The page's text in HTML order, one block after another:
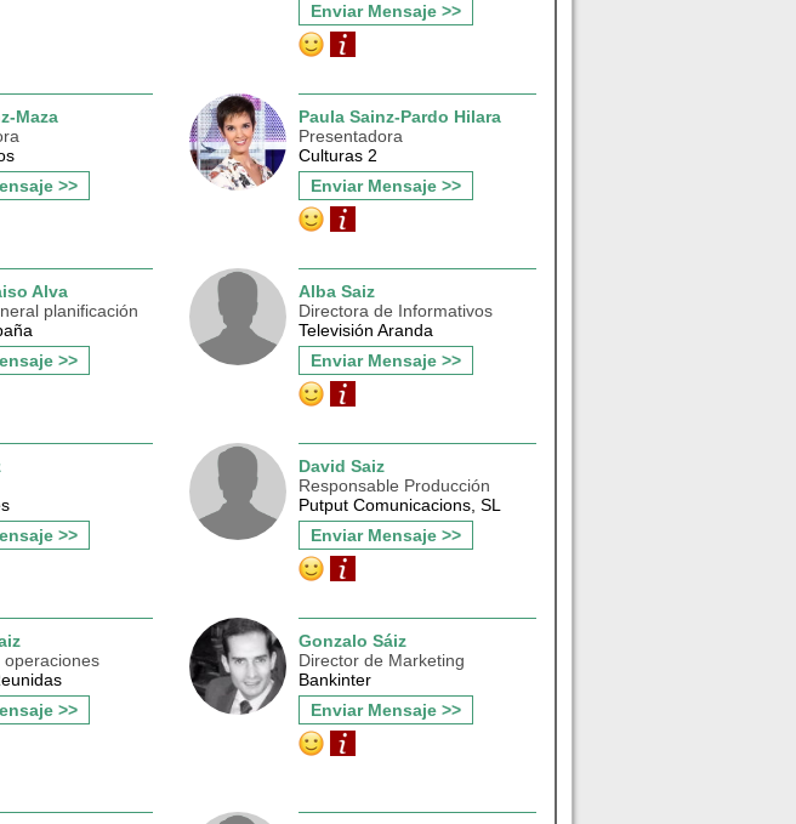
Enviar Mensaje >>
Maza
>>
Paula Sainz-Pardo Hilara
Presentadora
Culturas 2
Enviar Mensaje >>
Alva
planificación
>>
Alba Saiz
Directora de Informativos
Televisión Aranda
Enviar Mensaje >>
>>
David Saiz
Responsable Producción
Putput Comunicacions, SL
Enviar Mensaje >>
operaciones
>>
Gonzalo Sáiz
Director de Marketing
Bankinter
Enviar Mensaje >>